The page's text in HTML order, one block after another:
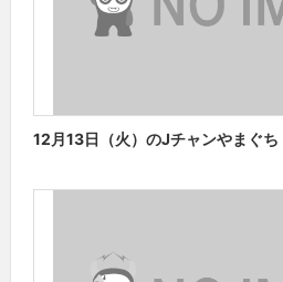
12月13日（火）のJチャンやまぐち